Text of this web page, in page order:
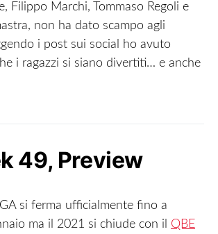
Filippo Marchi, Tommaso Regoli e
non ha dato scampo agli
i post sui social ho avuto
i ragazzi si siano divertiti… e anche
49, Preview
si ferma ufficialmente fino a
ma il 2021 si chiude con il QBE